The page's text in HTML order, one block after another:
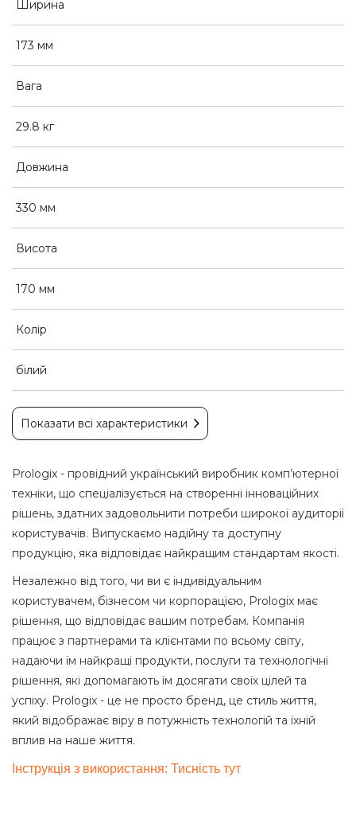
Ширина
173 мм
Вага
29.8 кг
Довжина
330 мм
Висота
170 мм
Колір
білий
Показати всі характеристики
Prologix - провідний український виробник комп’ютерної
техніки, що спеціалізується на створенні інноваційних
рішень, здатних задовольнити потреби широкої аудиторії
користувачів. Випускаємо надійну та доступну
продукцію, яка відповідає найкращим стандартам якості.
Незалежно від того, чи ви є індивідуальним
користувачем, бізнесом чи корпорацією, Prologix має
рішення, що відповідає вашим потребам. Компанія
працює з партнерами та клієнтами по всьому світу,
надаючи їм найкращі продукти, послуги та технологічні
рішення, які допомагають їм досягати своїх цілей та
успіху. Prologix - це не просто бренд, це стиль життя,
який відображає віру в потужність технологій та їхній
вплив на наше життя.
Інструкція з використання: Тисність тут